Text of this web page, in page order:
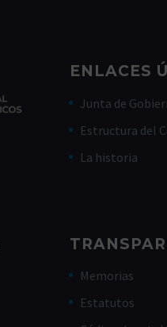
ENLACES
Junta de
Estructura del
La historia
Memorias
Estatutos